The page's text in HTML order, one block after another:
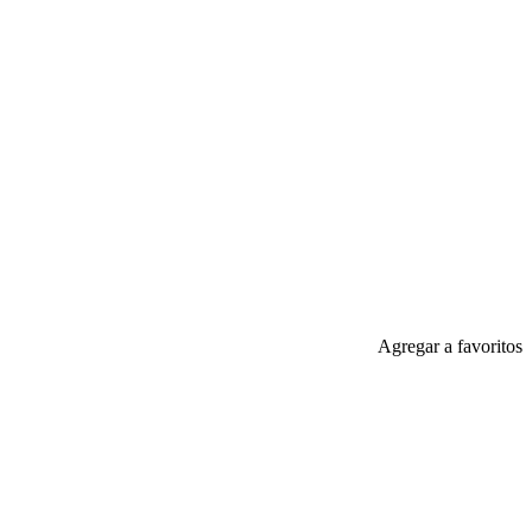
Agregar a favoritos